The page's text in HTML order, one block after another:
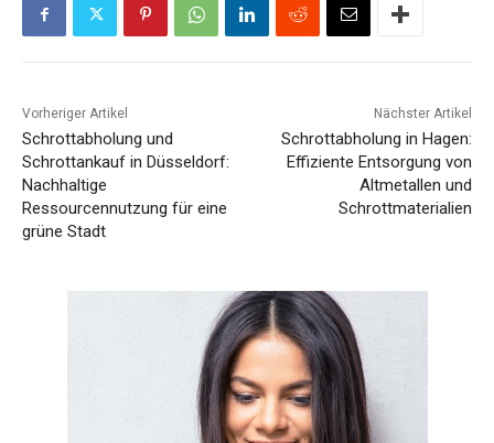
Vorheriger Artikel
Schrottabholung und
Schrottankauf in Düsseldorf:
Nachhaltige
Ressourcennutzung für eine
grüne Stadt
Nächster Artikel
Schrottabholung in Hagen:
Effiziente Entsorgung von
Altmetallen und
Schrottmaterialien